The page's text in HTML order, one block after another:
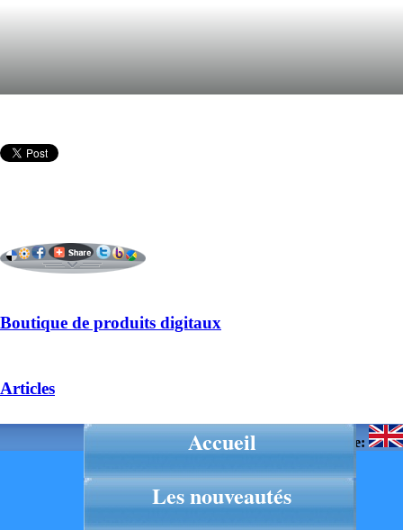
Boutique de produits digitaux
Articles
Langue:
Accueil
Les nouveautés